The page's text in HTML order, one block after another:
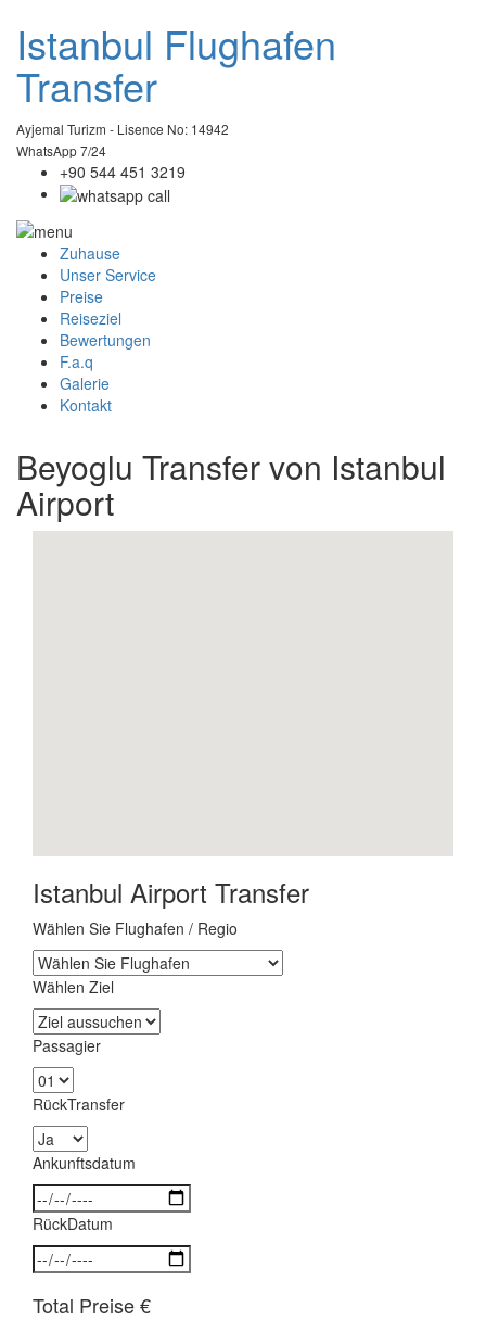
Istanbul Flughafen
Transfer
Ayjemal Turizm - Lisence No: 14942
WhatsApp 7/24
+90 544 451 3219
Zuhause
Unser Service
Preise
Reiseziel
Bewertungen
F.a.q
Galerie
Kontakt
Beyoglu Transfer von Istanbul
Airport
Istanbul Airport Transfer
Wählen Sie Flughafen / Regio
Wählen Ziel
Passagier
RückTransfer
Ankunftsdatum
RückDatum
Total Preise€